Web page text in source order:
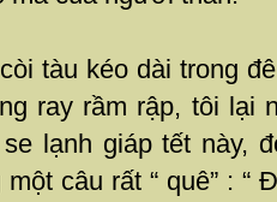
tàu kéo dài trong
ray rầm rập, tôi lại
lạnh giáp tết này,
câu rất “ quê” : “